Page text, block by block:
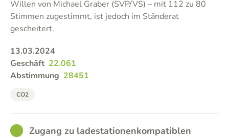
Willen von Michael Graber (SVP/VS) – mit 112 zu 80
Stimmen zugestimmt, ist jedoch im Ständerat
gescheitert.
13.03.2024
Geschäft 22.061
Abstimmung 28451
CO2
GOODZugang zu ladestationenkompatiblen